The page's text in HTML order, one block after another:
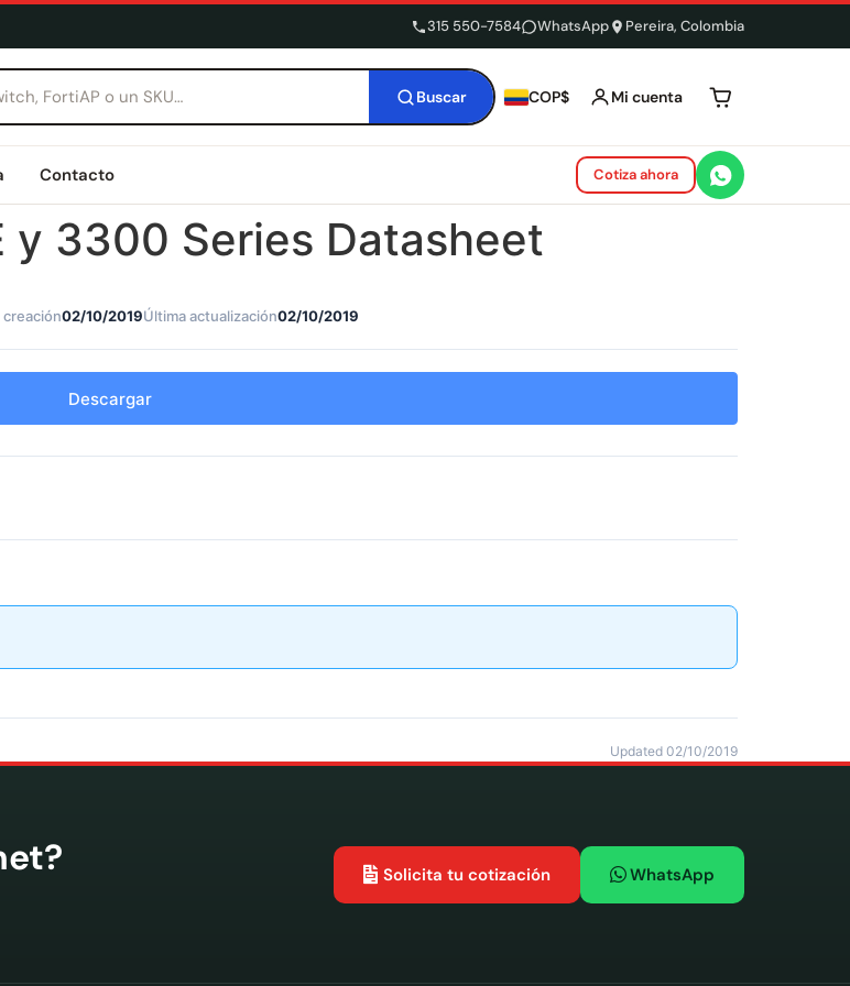
315 550-7584 WhatsApp Pereira, Colombia
Buscar COP$ Mi cuenta Tu carrito está
Contacto Cotiza ahora
3300 Series Datasheet
creación02/10/2019Última actualización02/10/2019
Descargar
Updated 02/10/2019
Solicita tu cotización WhatsApp